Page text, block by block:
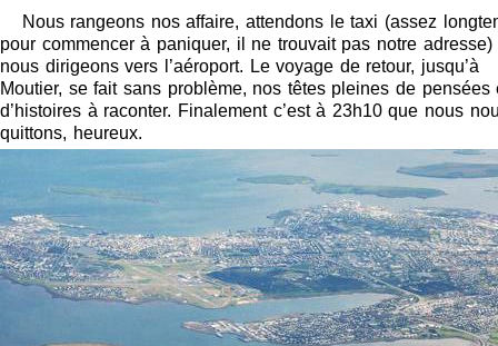
Nous rangeons nos affaire, attendons le taxi (assez
pour commencer à paniquer, il ne trouvait pas notre adresse)
nous dirigeons vers l’aéroport. Le voyage de retour, jusqu’à
Moutier, se fait sans problème, nos têtes pleines de pensées
d’histoires à raconter. Finalement c’est à 23h10 que nous
quittons, heureux.